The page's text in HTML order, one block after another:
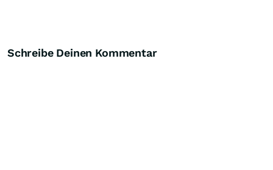
Schreibe Deinen Kommentar